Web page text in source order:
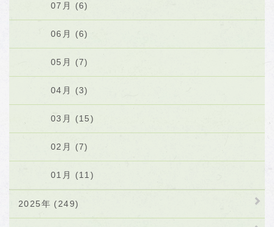
07月 (6)
06月 (6)
05月 (7)
04月 (3)
03月 (15)
02月 (7)
01月 (11)
2025年 (249)